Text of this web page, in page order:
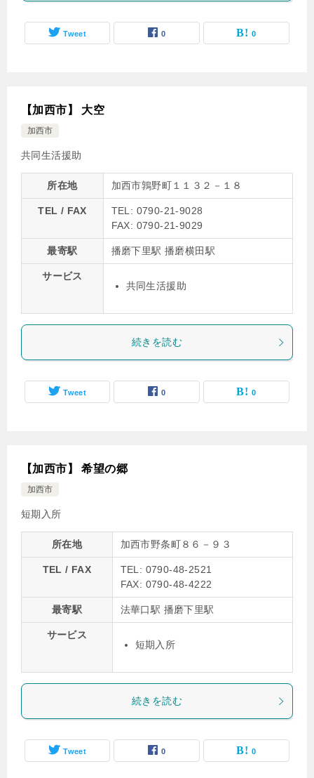
Tweet 0 0
【加西市】 大空
加西市
共同生活援助
所在地 加西市鶉野町１１３２－１８
TEL / FAX
TEL: 0790-21-9028
FAX: 0790-21-9029
最寄駅 播磨下里駅 播磨横田駅
サービス
共同生活援助
続きを読む
Tweet 0 0
【加西市】 希望の郷
加西市
短期入所
所在地 加西市野条町８６－９３
TEL / FAX
TEL: 0790-48-2521
FAX: 0790-48-4222
最寄駅 法華口駅 播磨下里駅
サービス
短期入所
続きを読む
Tweet 0 0